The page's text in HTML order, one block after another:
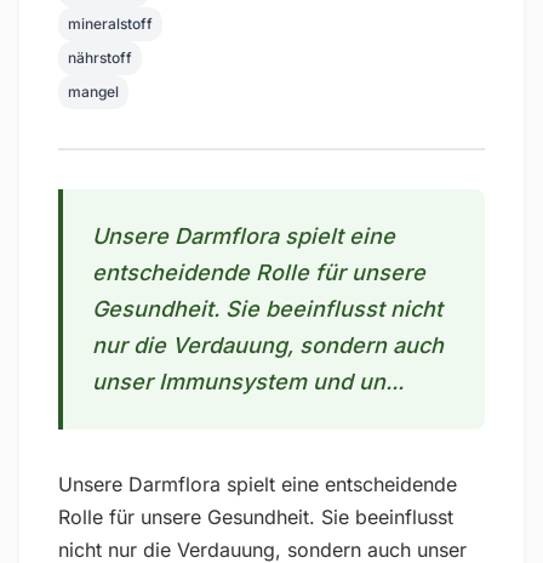
mineralstoff
nährstoff
mangel
Unsere Darmflora spielt eine
entscheidende Rolle für unsere
Gesundheit. Sie beeinflusst nicht
nur die Verdauung, sondern auch
unser Immunsystem und un...
Unsere Darmflora spielt eine entscheidende
Rolle für unsere Gesundheit. Sie beeinflusst
nicht nur die Verdauung, sondern auch unser